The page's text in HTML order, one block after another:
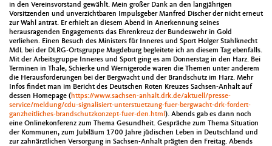
in den Vereinsvorstand gewählt. Mein großer Dank an den langjährigen
Vorsitzenden und unverzichtbaren Impulsgeber Manfred Discher der nicht erneut
zur Wahl antrat. Er erhielt an diesem Abend in Anerkennung seines
herausragenden Engagements das Ehrenkreuz der Bundeswehr in Gold
verliehen. Einen Besuch des Ministers für Inneres und Sport Holger Stahlknecht
MdL bei der DLRG-Ortsgruppe Magdeburg begleitete ich an diesem Tag ebenfalls.
Mit der Arbeitsgruppe Inneres und Sport ging es am Donnerstag in den Harz. Bei
Terminen in Thale, Schierke und Wernigerode waren die Themen unter anderem
die Herausforderungen bei der Bergwacht und der Brandschutz im Harz. Mehr
Infos findet man im Bericht des Deutschen Roten Kreuzes Sachsen-Anhalt auf
dessen Homepage ( https://www.sachsen-anhalt.drk.de/aktuell/presse-
service/meldung/cdu-signalisiert-unterstuetzung-fuer-bergwacht-drk-fordert-
ganzheitliches-brandschutzkonzept-fuer-den.html ). Abends gab es dann noch
eine Onlinekonferenz zum Thema Gesundheit. Gespräche zum Thema Situation
der Kommunen, zum Jubiläum 1700 Jahre jüdischen Leben in Deutschland und
zur zahnärztlichen Versorgung in Sachsen-Anhalt prägten den Freitag. Abends